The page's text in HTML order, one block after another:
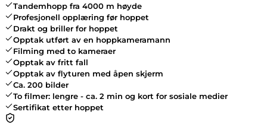
Tandemhopp fra 4000 m høyde
Profesjonell opplæring før hoppet
Drakt og briller for hoppet
Opptak utført av en hoppkameramann
Filming med to kameraer
Opptak av fritt fall
Opptak av flyturen med åpen skjerm
Ca. 200 bilder
To filmer: lengre - ca. 2 min og kort for sosiale medier
Sertifikat etter hoppet